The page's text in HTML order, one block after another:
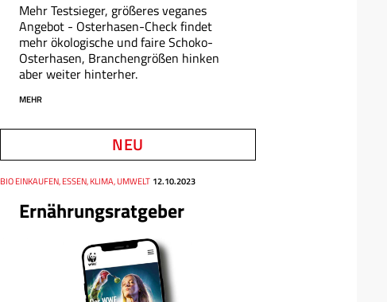
Mehr Testsieger, größeres veganes
Angebot - Osterhasen-Check findet
mehr ökologische und faire Schoko-
Osterhasen, Branchengrößen hinken
aber weiter hinterher.
MEHR
NEU
Ernährungsratgeber
Thema
BIO EINKAUFEN, ESSEN, KLIMA, UMWELT
Datum 12.10.2023